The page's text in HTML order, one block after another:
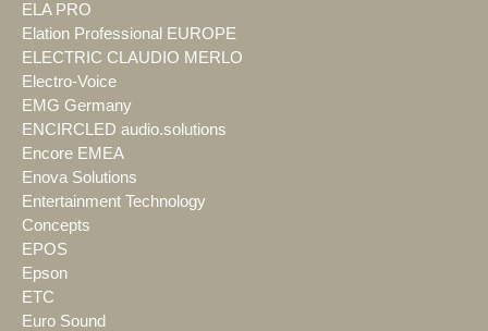
ELA PRO
Elation Professional EUROPE
ELECTRIC CLAUDIO MERLO
Electro-Voice
EMG Germany
ENCIRCLED audio.solutions
Encore EMEA
Enova Solutions
Entertainment Technology
Concepts
EPOS
Epson
ETC
Euro Sound